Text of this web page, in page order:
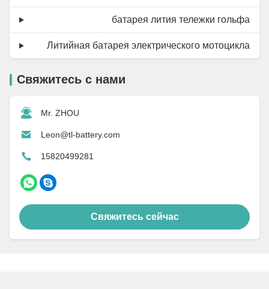
батарея лития тележки гольфа
Литийная батарея электрического мотоцикла
Свяжитесь с нами
Mr. ZHOU
Leon@tl-battery.com
15820499281
Свяжитесь сейчас